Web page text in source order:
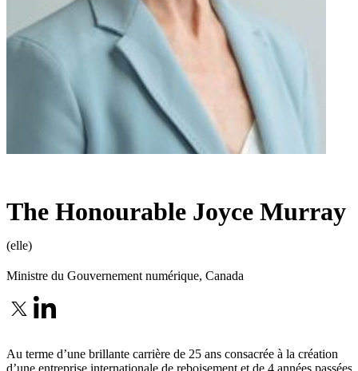
The Honourable Joyce Murray
(elle)
Ministre du Gouvernement numérique, Canada
Au terme d’une brillante carrière de 25 ans consacrée à la création
d’une entreprise internationale de reboisement et de 4 années passées